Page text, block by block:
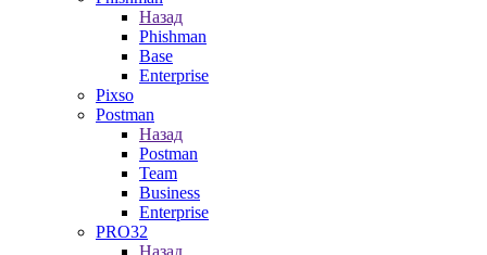
Назад
Phishman
Base
Enterprise
Pixso
Postman
Назад
Postman
Team
Business
Enterprise
PRO32
Назад